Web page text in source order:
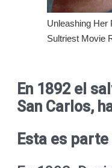
En 1892 el
San Carlos,
Esta es